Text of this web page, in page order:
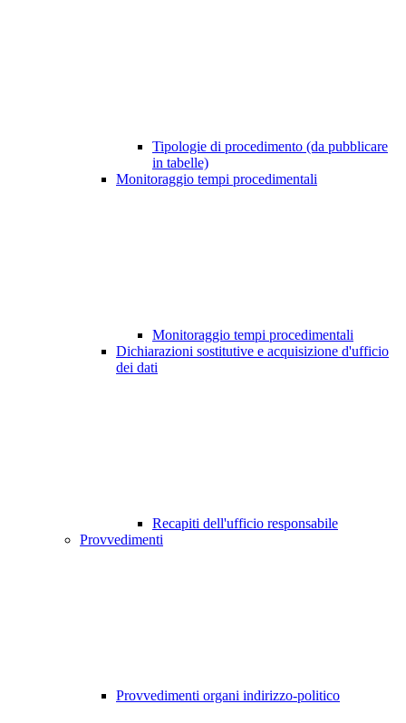
Tipologie di procedimento (da pubblicare
in tabelle)
Monitoraggio tempi procedimentali
Monitoraggio tempi procedimentali
Dichiarazioni sostitutive e acquisizione d'ufficio
dei dati
Recapiti dell'ufficio responsabile
Provvedimenti
Provvedimenti organi indirizzo-politico